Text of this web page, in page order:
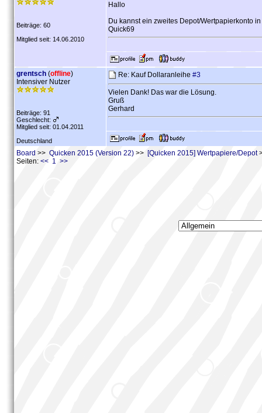
Beiträge: 60
Mitglied seit: 14.06.2010
Hallo
Du kannst ein zweites Depot/Wertpapierkonto
Quick69
grentsch (offline)
Intensiver Nutzer
Beiträge: 91
Geschlecht:
Mitglied seit: 01.04.2011
Deutschland
Re: Kauf Dollaranleihe #3
Vielen Dank! Das war die Lösung.
Gruß
Gerhard
Board >> Quicken 2015 (Version 22) >> [Quicken 2015] Wertpapiere/Depot
Seiten: << 1 >>